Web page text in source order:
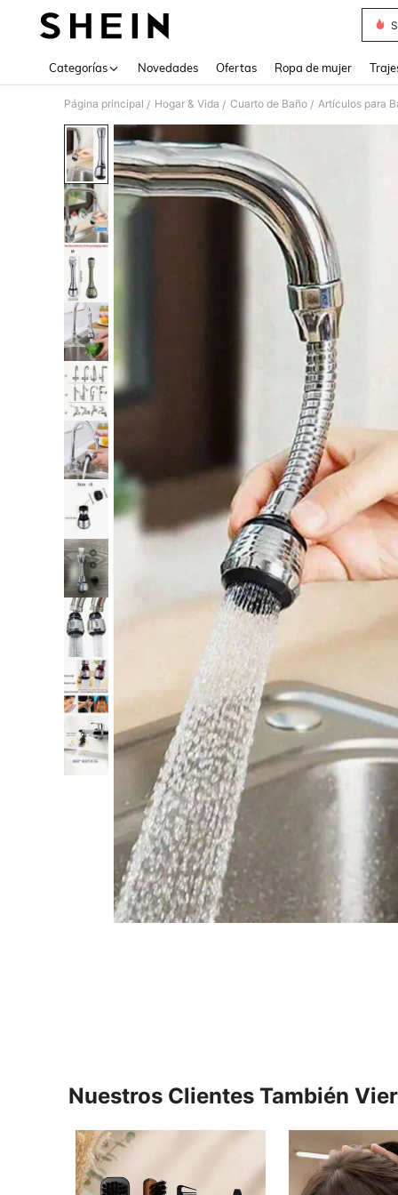
Categorías Novedades Ofertas Ropa de mujer
Página principal / Hogar & Vida / Cuarto de Baño / Artículos para
Nuestros Clientes También